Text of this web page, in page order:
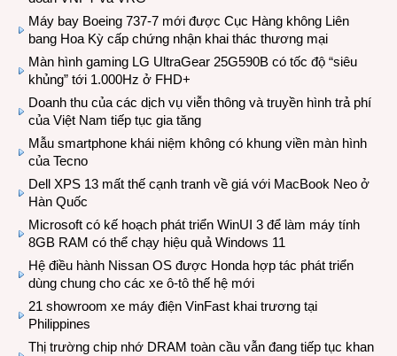
Máy bay Boeing 737-7 mới được Cục Hàng không Liên
bang Hoa Kỳ cấp chứng nhận khai thác thương mại
Màn hình gaming LG UltraGear 25G590B có tốc độ “siêu
khủng” tới 1.000Hz ở FHD+
Doanh thu của các dịch vụ viễn thông và truyền hình trả phí
của Việt Nam tiếp tục gia tăng
Mẫu smartphone khái niệm không có khung viền màn hình
của Tecno
Dell XPS 13 mất thế cạnh tranh về giá với MacBook Neo ở
Hàn Quốc
Microsoft có kế hoạch phát triển WinUI 3 để làm máy tính
8GB RAM có thể chạy hiệu quả Windows 11
Hệ điều hành Nissan OS được Honda hợp tác phát triển
dùng chung cho các xe ô-tô thế hệ mới
21 showroom xe máy điện VinFast khai trương tại
Philippines
Thị trường chip nhớ DRAM toàn cầu vẫn đang tiếp tục khan